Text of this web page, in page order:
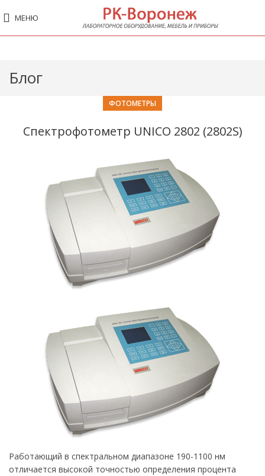
МЕНЮ
Блог
ФОТОМЕТРЫ
Спектрофотометр UNICO 2802 (2802S)
Работающий в спектральном диапазоне 190-1100 нм
отличается высокой точностью определения процента